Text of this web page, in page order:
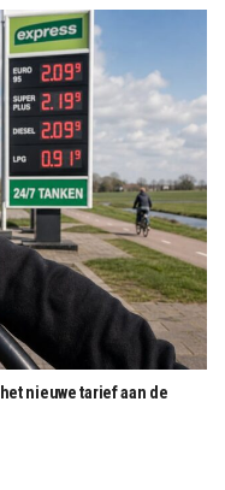
nieuwe tarief aan de